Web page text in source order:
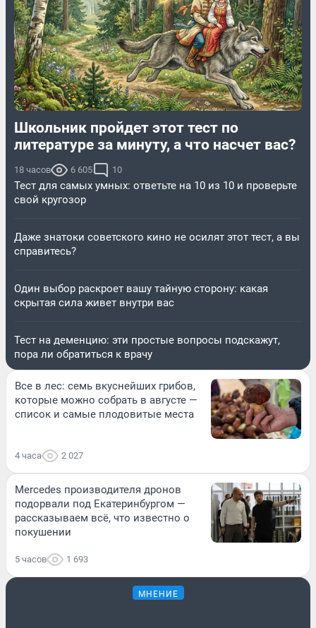
Школьник пройдет этот тест по
литературе за минуту, а что насчет вас?
18 часов 6 605 10
Тест для самых умных: ответьте на 10 из 10 и проверьте
свой кругозор
Даже знатоки советского кино не осилят этот тест, а вы
справитесь?
Один выбор раскроет вашу тайную сторону: какая
скрытая сила живет внутри вас
Тест на деменцию: эти простые вопросы подскажут,
пора ли обратиться к врачу
Все в лес: семь вкуснейших грибов,
которые можно собрать в августе —
список и самые плодовитые места
4 часа 2 027
Mercedes производителя дронов
подорвали под Екатеринбургом —
рассказываем всё, что известно о
покушении
5 часов 1 693
МНЕНИЕ